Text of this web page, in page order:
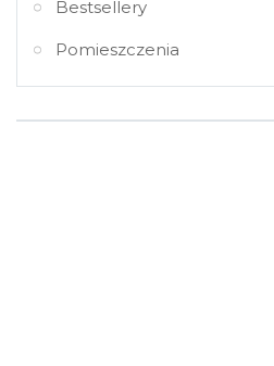
Bestsellery
Pomieszczenia